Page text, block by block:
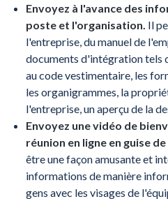
Envoyez à l'avance des
poste et l'organisation. Il
l'entreprise, du manuel de
documents d'intégration tels
au code vestimentaire, les
les organigrammes, la
l'entreprise, un aperçu de la
Envoyez une vidéo de
réunion en ligne en guise
être une façon amusante et
informations de manière
gens avec les visages de